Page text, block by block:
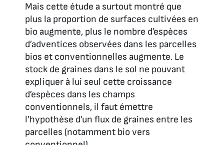
Mais cette étude a surtout montré que
plus la proportion de surfaces cultivées en
bio augmente, plus le nombre d’espèces
d’adventices observées dans les parcelles
bios et conventionnelles augmente. Le
stock de graines dans le sol ne pouvant
expliquer à lui seul cette croissance
d’espèces dans les champs
conventionnels, il faut émettre
l’hypothèse d’un flux de graines entre les
parcelles (notamment bio vers